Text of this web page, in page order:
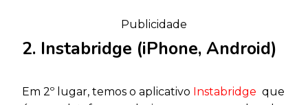
Publicidade
2. Instabridge (iPhone, Android)
Em 2º lugar, temos o aplicativo Instabridge que